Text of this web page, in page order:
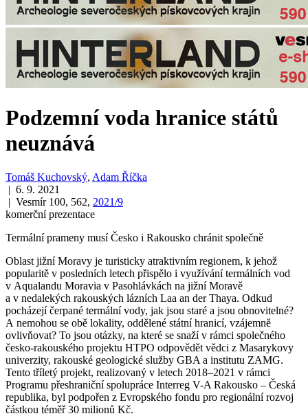
Podzemní voda hranice států
neuznává
Tomáš Kuchovský, Adam Říčka
| 6. 9. 2021
| Vesmír 100, 562, 2021/9
komerční prezentace
Termální prameny musí Česko i Rakousko chránit společně
Oblast jižní Moravy je turisticky atraktivním regionem, k jehož
popularitě v posledních letech přispělo i využívání termálních vod
v Aqualandu Moravia v Pasohlávkách na jižní Moravě
a v nedalekých rakouských lázních Laa an der Thaya. Odkud
pocházejí čerpané termální vody, jak jsou staré a jsou obnovitelné?
A nemohou se obě lokality, oddělené státní hranicí, vzájemně
ovlivňovat? To jsou otázky, na které se snaží v rámci společného
česko-rakouského projektu HTPO odpovědět vědci z Masarykovy
univerzity, rakouské geologické služby GBA a institutu ZAMG.
Tento tříletý projekt, realizovaný v letech 2018–2021 v rámci
Programu přeshraniční spolupráce Interreg V-A Rakousko – Česká
republika, byl podpořen z Evropského fondu pro regionální rozvoj
částkou téměř 30 milionů Kč.